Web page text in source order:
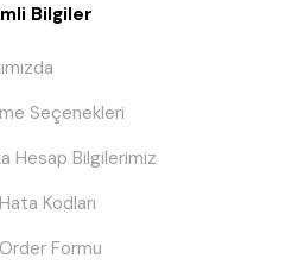
Bilgiler
Seçenekleri
Hesap Bilgilerimiz
Kodları
Formu